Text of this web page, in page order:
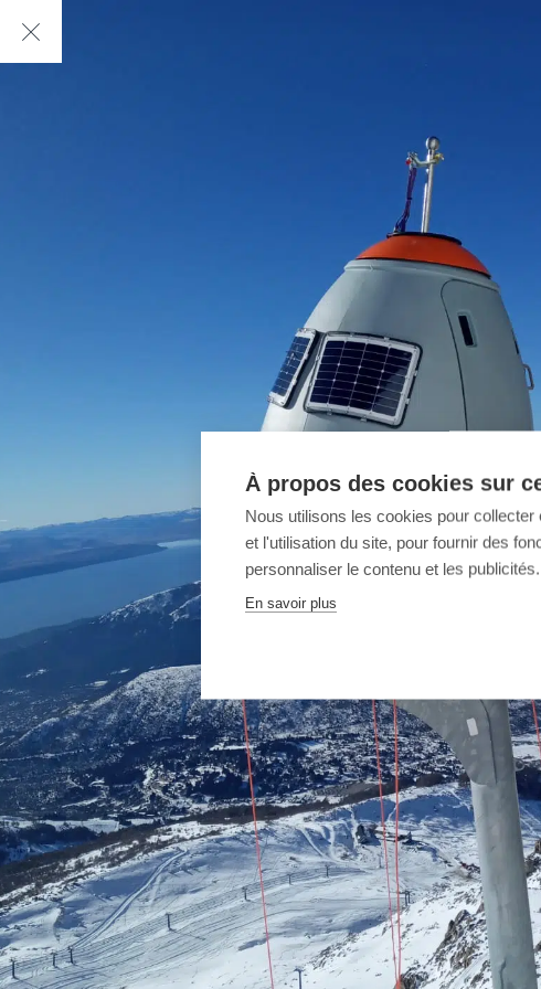
À propos des cookies sur
Nous utilisons les cookies pour
et l'utilisation du site, pour fournir des
personnaliser le contenu et les publicités.
En savoir plus